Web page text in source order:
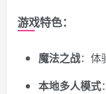
游戏特色：
魔法之战：体
本地多人模式